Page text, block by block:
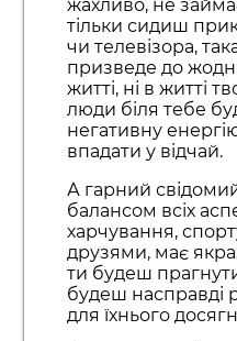
жахливо, не
тільки сидиш
чи телевізора,
призведе до
житті, ні в житті
люди біля тебе
негативну
впадати у відчай.
А гарний
балансом всіх
харчування,
друзями, має
ти будеш
будеш насправді
для їхнього